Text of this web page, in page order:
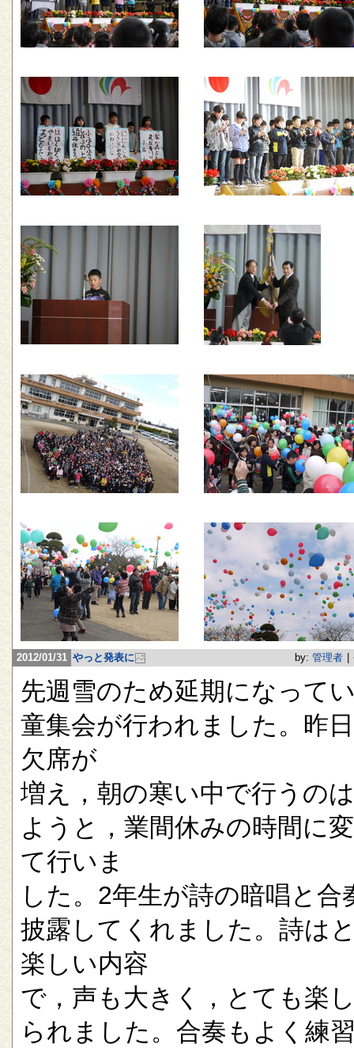
2012/01/31 やっと発表に by: 管理者
先週雪のため延期になって
童集会が行われました。昨
欠席が
増え，朝の寒い中で行うの
ようと，業間休みの時間に
て行いま
した。2年生が詩の暗唱と合
披露してくれました。詩は
楽しい内容
で，声も大きく，とても楽
られました。合奏もよく練